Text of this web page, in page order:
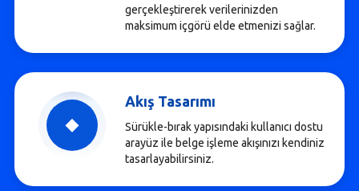
gerçekleştirerek verilerinizden
maksimum içgörü elde etmenizi sağlar.
Akış Tasarımı
Sürükle-bırak yapısındaki kullanıcı dostu
arayüz ile belge işleme akışınızı kendiniz
tasarlayabilirsiniz.